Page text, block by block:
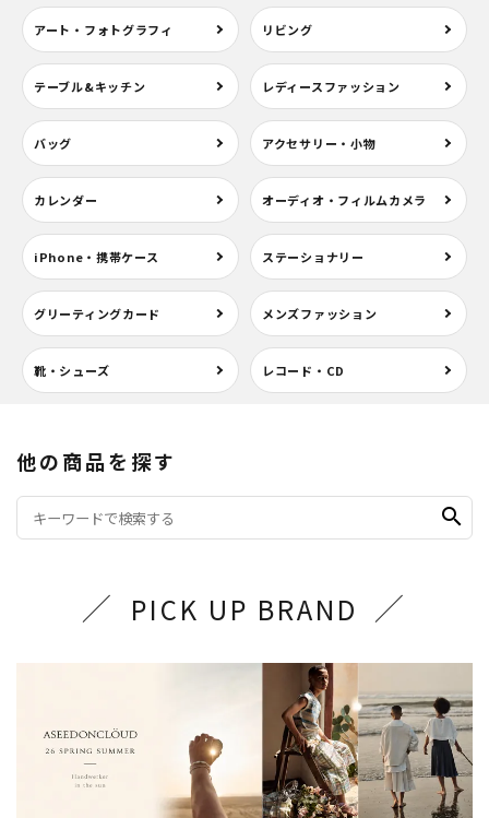
アート・フォトグラフィ リビング
テーブル&キッチン レディースファッション
バッグ アクセサリー・小物
カレンダー オーディオ・フィルムカメラ
iPhone・携帯ケース ステーショナリー
グリーティングカード メンズファッション
靴・シューズ レコード・CD
他の商品を探す
search
PICK UP BRAND